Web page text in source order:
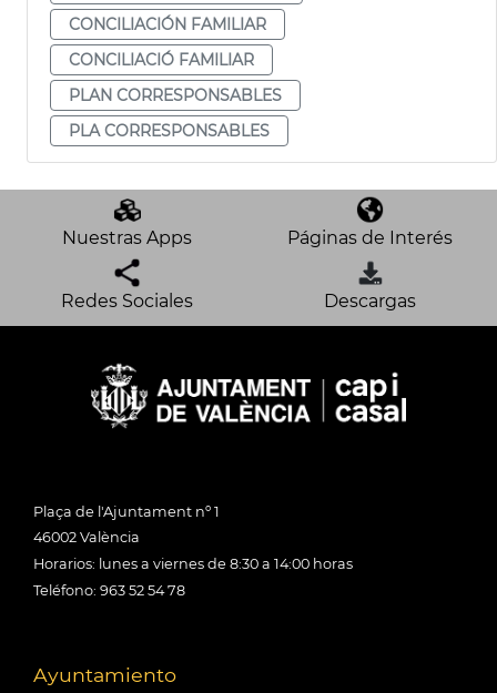
CONCILIACIÓN FAMILIAR
CONCILIACIÓ FAMILIAR
PLAN CORRESPONSABLES
PLA CORRESPONSABLES
Nuestras Apps Páginas de Interés
Redes Sociales Descargas
Plaça de l'Ajuntament nº 1
46002 València
Horarios: lunes a viernes de 8:30 a 14:00 horas
Teléfono: 963 52 54 78
Ayuntamiento